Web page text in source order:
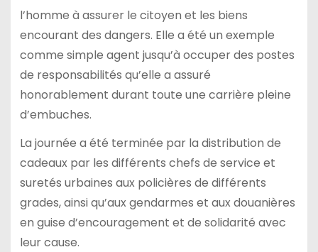
l’homme à assurer le citoyen et les biens
encourant des dangers. Elle a été un exemple
comme simple agent jusqu’à occuper des postes
de responsabilités qu’elle a assuré
honorablement durant toute une carrière pleine
d’embuches.
La journée a été terminée par la distribution de
cadeaux par les différents chefs de service et
suretés urbaines aux policières de différents
grades, ainsi qu’aux gendarmes et aux douanières
en guise d’encouragement et de solidarité avec
leur cause.